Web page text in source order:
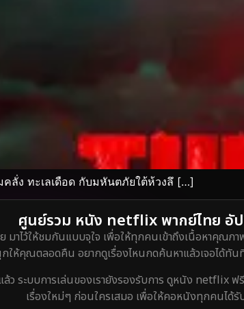
ลั่ง ทะเลเดือด กับมหันตภัยใต้ห้วงลึ […]
ศูนย์รวม หนัง netflix พากย์ไทย อั
าไว้ให้ชมกันแบบจุใจ เพื่อให้ทุกคนเข้าถึงเนื้อหาคุณภ
ให้คุณตลอดคืน อยากดูเรื่องไหนกดค้นหาแล้วเจอได้
ล้ว ระบบการเล่นของเรายังรองรับการ ดูหนัง
เรื่องใหม่ๆ ก่อนใครเสมอ เพื่อให้คอหนังทุกคนได้